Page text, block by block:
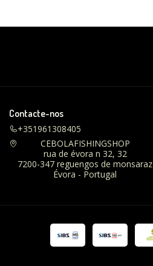
Contacte-nos
+351961308405
CEBOLAFISHINGSHOP
rua de évora n 32, 32
7200-347 reguengos de monsaraz
Évora - Portugal